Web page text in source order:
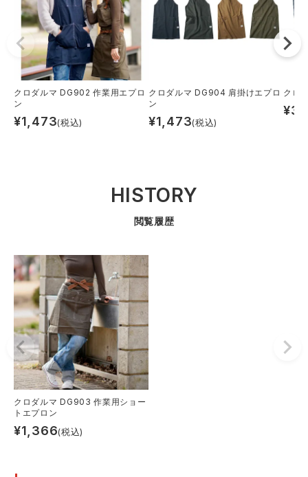
クロダルマ DG902 作業用エプロ
ン
¥1,473(税込)
クロダルマ DG904 肩掛けエプロ
ン
¥1,473(税込)
クロ
¥
HISTORY
閲覧履歴
クロダルマ DG903 作業用ショー
トエプロン
¥1,366(税込)